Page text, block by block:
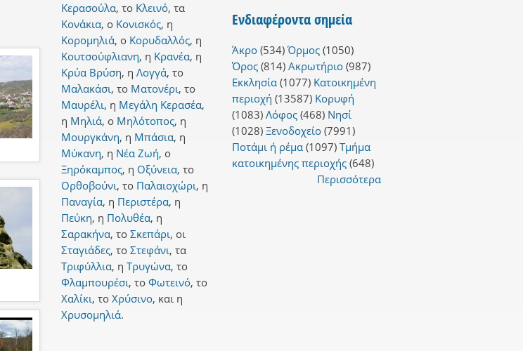
Κερασούλα, το Κλεινό, τα
Κονάκια, ο Κονισκός, η
Κορομηλιά, ο Κορυδαλλός, η
Κουτσούφλιανη, η Κρανέα, η
Κρύα Βρύση, η Λογγά, το
Μαλακάσι, το Ματονέρι, το
Μαυρέλι, η Μεγάλη Κερασέα,
η Μηλιά, ο Μηλότοπος, η
Μουργκάνη, η Μπάσια, η
Μύκανη, η Νέα Ζωή, ο
Ξηρόκαμπος, η Οξύνεια, το
Ορθοβούνι, το Παλαιοχώρι, η
Παναγία, η Περιστέρα, η
Πεύκη, η Πολυθέα, η
Σαρακήνα, το Σκεπάρι, οι
Σταγιάδες, το Στεφάνι, τα
Τριφύλλια, η Τρυγώνα, το
Φλαμπουρέσι, το Φωτεινό, το
Χαλίκι, το Χρύσινο, και η
Χρυσομηλιά.
Ενδιαφέροντα σημεία
Άκρο(534) Όρμος(1050)
Όρος(814) Ακρωτήριο(987)
Εκκλησία(1077) Κατοικημένη
περιοχή (13587) Κορυφή
(1083) Λόφος(468) Νησί
(1028) Ξενοδοχείο(7991)
Ποτάμι ή ρέμα(1097) Τμήμα
κατοικημένης περιοχής(648)
Περισσότερα